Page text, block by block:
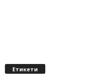
Етикети